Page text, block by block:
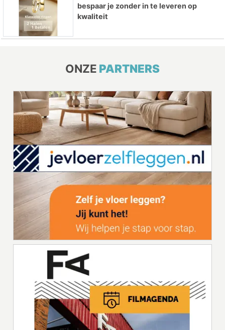
bespaar je zonder in te leveren op
kwaliteit
ONZE PARTNERS